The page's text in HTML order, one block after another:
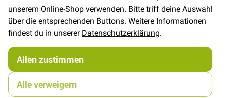
unserem Online-Shop verwenden. Bitte triff deine Auswahl
über die entsprechenden Buttons. Weitere Informationen
findest du in unsererDatenschutzerklärung.
Allen zustimmen
Alle verweigern
Leinen Baumwolle 2-Tone -
Violett/Schwarz